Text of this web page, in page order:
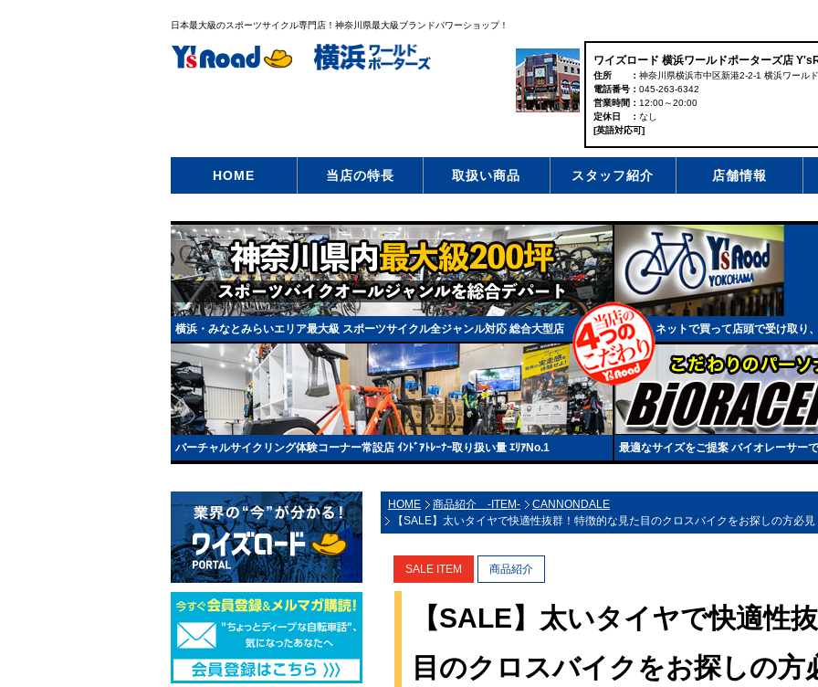
日本最大級のスポーツサイクル専門店！神奈川県最大級ブランドパワーショップ！
ワイズロード 横浜ワールドポーターズ店
住所
神奈川県横浜市中区新港2-2-1 横浜ワール
電話番号
045-263-6342
営業時間
12:00～20:00
定休日
なし
[英語対応可]
HOME 当店の特長 取扱い商品 スタッフ紹介 店舗情報
横浜・みなとみらいエリア最大級 スポーツサイクル全ジャンル対応 総合大型店 ネットで買って店頭で受け取り
バーチャルサイクリング体験コーナー常設店 ｲﾝﾄﾞｱﾄﾚｰﾅｰ取り扱い量 ｴﾘｱNo.1 最適なサイズをご提案 バイオレーサー
HOME 商品紹介 -ITEM-
CANNONDALE
【SALE】太いタイヤで快適性抜群！特徴的な見た目のクロスバイクをお探しの方必
SALE ITEM 商品紹介
【SALE】太いタイヤで快適性
目のクロスバイクをお探しの方